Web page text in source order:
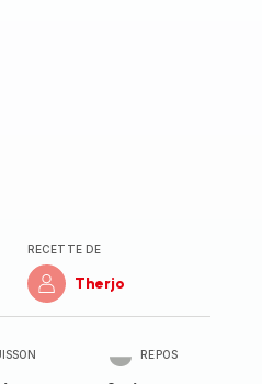
RECETTE DE
Therjo
REPOS